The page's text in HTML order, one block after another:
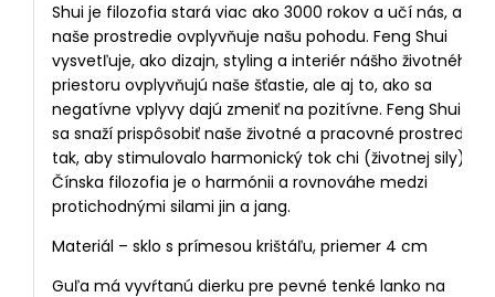
Shui je filozofia stará viac ako 3000 rokov a učí nás, ako
naše prostredie ovplyvňuje našu pohodu. Feng Shui
vysvetľuje, ako dizajn, styling a interiér nášho životného
priestoru ovplyvňujú naše šťastie, ale aj to, ako sa
negatívne vplyvy dajú zmeniť na pozitívne. Feng Shui
sa snaží prispôsobiť naše životné a pracovné prostredie
tak, aby stimulovalo harmonický tok chi (životnej sily).
Čínska filozofia je o harmónii a rovnováhe medzi
protichodnými silami jin a jang.
Materiál – sklo s prímesou krištáľu, priemer 4 cm
Guľa má vyvŕtanú dierku pre pevné tenké lanko na